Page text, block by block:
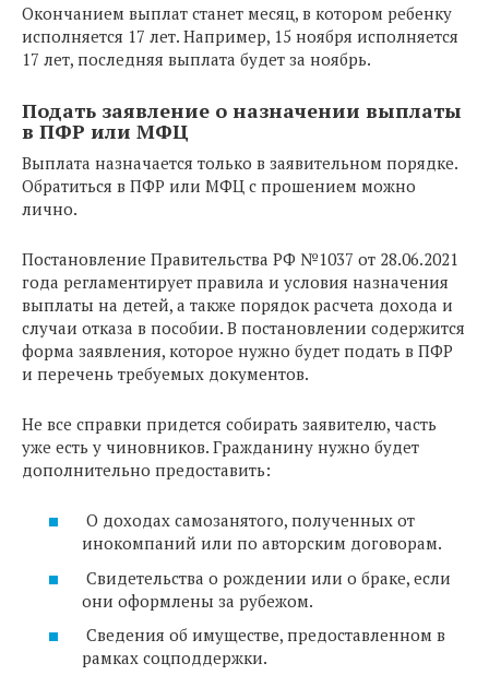
Окончанием выплат станет месяц, в котором ребенку
исполняется 17 лет. Например, 15 ноября исполняется
17 лет, последняя выплата будет за ноябрь.
Подать заявление о назначении выплаты
в ПФР или МФЦ
Выплата назначается только в заявительном порядке.
Обратиться в ПФР или МФЦ с прошением можно
лично.
Постановление Правительства РФ №1037 от 28.06.2021
года регламентирует правила и условия назначения
выплаты на детей, а также порядок расчета дохода и
случаи отказа в пособии. В постановлении содержится
форма заявления, которое нужно будет подать в ПФР
и перечень требуемых документов.
Не все справки придется собирать заявителю, часть
уже есть у чиновников. Гражданину нужно будет
дополнительно предоставить:
О доходах самозанятого, полученных от
инокомпаний или по авторским договорам.
Свидетельства о рождении или о браке, если
они оформлены за рубежом.
Сведения об имуществе, предоставленном в
рамках соцподдержки.